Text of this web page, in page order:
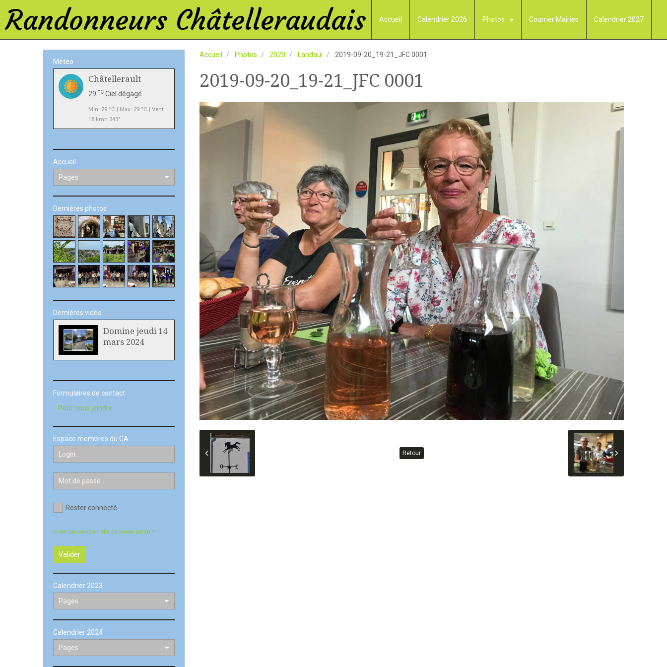
Randonneurs Châtelleraudais Accueil Calendrier 2026 Photos Courrier Mairies Calendrier 2027
Accueil Photos 2020 Landaul 2019-09-20_19-21_JFC 0001
2019-09-20_19-21_JFC 0001
Retour
Météo
Châtellerault
29 °C Ciel dégagé
Min: 29 °C | Max: 29 °C | Vent:
18 kmh 343°
Accueil
Dernières photos
Dernières vidéo
Domine jeudi 14
mars 2024
Formulaires de contact
Pour nous joindre
Espace membres du CA
Rester connecté
Créer un compte | Mot de passe perdu ?
Valider
Calendrier 2023
Calendrier 2024